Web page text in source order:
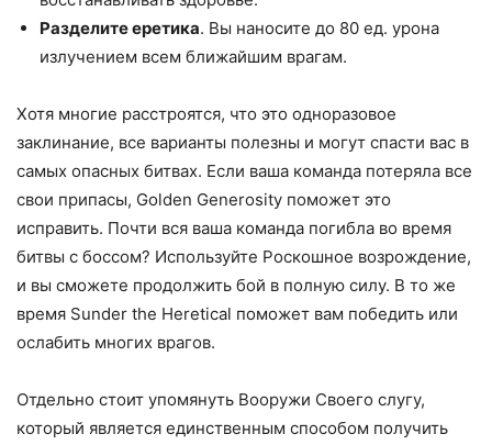
Разделите еретика. Вы наносите до 80 ед. урона
излучением всем ближайшим врагам.
Хотя многие расстроятся, что это одноразовое
заклинание, все варианты полезны и могут спасти вас в
самых опасных битвах. Если ваша команда потеряла все
свои припасы, Golden Generosity поможет это
исправить. Почти вся ваша команда погибла во время
битвы с боссом? Используйте Роскошное возрождение,
и вы сможете продолжить бой в полную силу. В то же
время Sunder the Heretical поможет вам победить или
ослабить многих врагов.
Отдельно стоит упомянуть Вооружи Своего слугу,
который является единственным способом получить